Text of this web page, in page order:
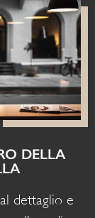
DELLA
dettaglio e